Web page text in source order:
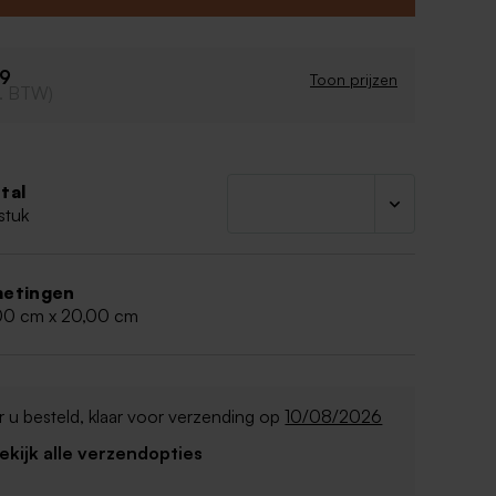
Toon prijzen
cm x 20,00 cm
u besteld, klaar voor verzending op10/08/2026
alle verzendopties